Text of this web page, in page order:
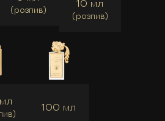
(розпив)
10 мл
(розпив)
100 мл